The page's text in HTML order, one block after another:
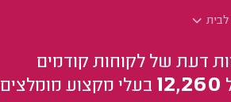
לבית
דעת של לקוחות קודמים
12,260 בעלי מקצוע מומלצים